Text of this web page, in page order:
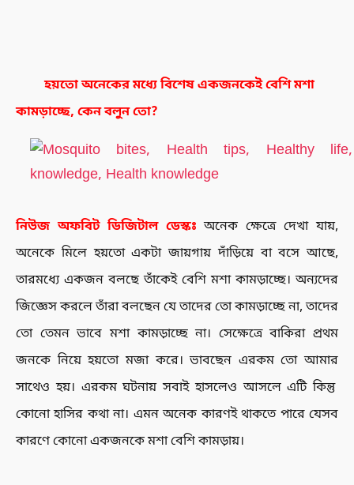
হয়তো অনেকের মধ্যে বিশেষ একজনকেই বেশি মশা
কামড়াচ্ছে, কেন বলুন তো?
নিউজ অফবিট ডিজিটাল ডেস্কঃ অনেক ক্ষেত্রে দেখা যায়,
অনেকে মিলে হয়তো একটা জায়গায় দাঁড়িয়ে বা বসে আছে,
তারমধ্যে একজন বলছে তাঁকেই বেশি মশা কামড়াচ্ছে। অন্যদের
জিজ্ঞেস করলে তাঁরা বলছেন যে তাদের তো কামড়াচ্ছে না, তাদের
তো তেমন ভাবে মশা কামড়াচ্ছে না। সেক্ষেত্রে বাকিরা প্রথম
জনকে নিয়ে হয়তো মজা করে। ভাবছেন এরকম তো আমার
সাথেও হয়। এরকম ঘটনায় সবাই হাসলেও আসলে এটি কিন্তু
কোনো হাসির কথা না। এমন অনেক কারণই থাকতে পারে যেসব
কারণে কোনো একজনকে মশা বেশি কামড়ায়।